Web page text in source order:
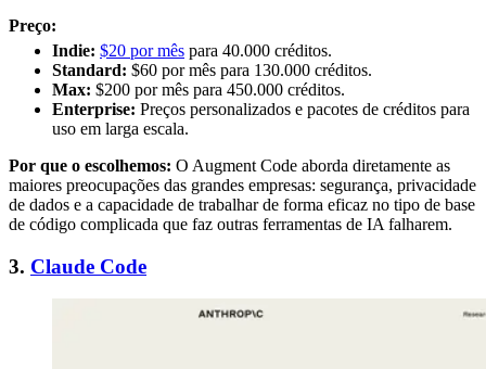
Preço:
Indie: $20 por mês para 40.000 créditos.
Standard: $60 por mês para 130.000 créditos.
Max: $200 por mês para 450.000 créditos.
Enterprise: Preços personalizados e pacotes de créditos para
uso em larga escala.
Por que o escolhemos: O Augment Code aborda diretamente as
maiores preocupações das grandes empresas: segurança, privacidade
de dados e a capacidade de trabalhar de forma eficaz no tipo de base
de código complicada que faz outras ferramentas de IA falharem.
3. Claude Code